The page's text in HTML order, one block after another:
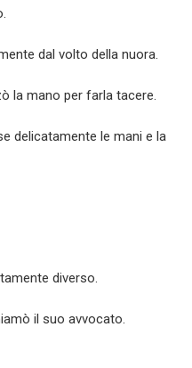
dal volto della nuora.
la mano per farla tacere.
delicatamente le mani e la
diverso.
il suo avvocato.